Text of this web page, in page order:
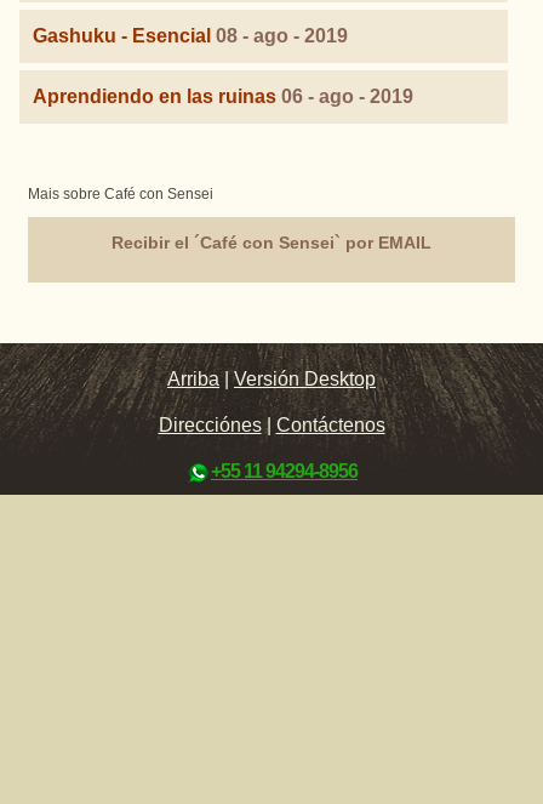
Gashuku - Esencial 08 - ago - 2019
Aprendiendo en las ruinas 06 - ago - 2019
Mais sobre Café con Sensei
Recibir el ´Café con Sensei` por EMAIL
Arriba |Versión Desktop
Direcciónes| Contáctenos
+55 11 94294-8956